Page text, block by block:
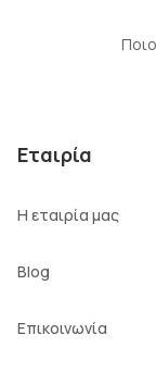
Εταιρία
Η εταιρία μας
Blog
Επικοινωνία